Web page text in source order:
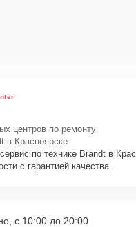
ремонта микроволновой
по всем
подскажут с
выезд мастера в
центров по ремонту
в Красноярске.
по технике Brandt в
с гарантией качества.
с 10:00 до 20:00